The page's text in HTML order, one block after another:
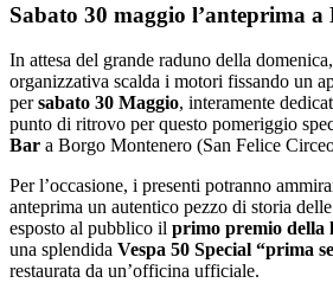
Sabato 30 maggio l’anteprima
In attesa del grande raduno della
organizzativa scalda i motori fissando un
persabato 30 Maggio, interamente
punto di ritrovo per questo pomeriggio
Bar a Borgo Montenero (San Felice
Per l’occasione, i presenti potranno
anteprima un autentico pezzo di storia
esposto al pubblico il primo premio della
una splendida Vespa 50 Special “prima
restaurata da un’officina ufficiale.